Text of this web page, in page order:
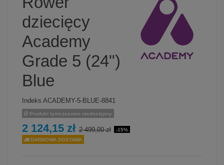
dziecięcy
Academy
Grade 5 (24")
Blue
Indeks ACADEMY-5-BLUE-8841
Produkt tymczasowo niedostępny
2 124,15 zł 2 499,00 zł
-15%
DARMOWA DOSTAWA